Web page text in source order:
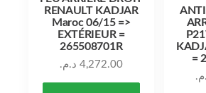
RENAULT KADJAR
Maroc 06/15 =>
EXTÉRIEUR =
265508701R
4,272.00 د.م.
=